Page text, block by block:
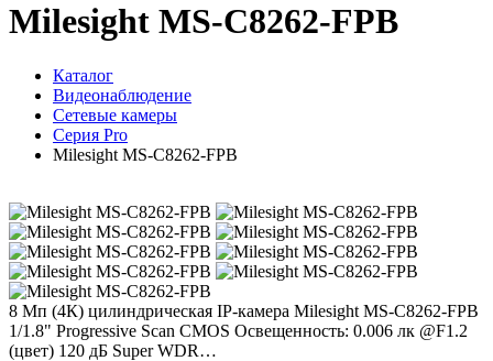
Milesight MS-C8262-FPB
Каталог
Видеонаблюдение
Сетевые камеры
Серия Pro
Milesight MS-C8262-FPB
8 Мп (4К) цилиндрическая IP-камера Milesight MS-C8262-FPB
1/1.8" Progressive Scan CMOS Освещенность: 0.006 лк @F1.2
(цвет) 120 дБ Super WDR…